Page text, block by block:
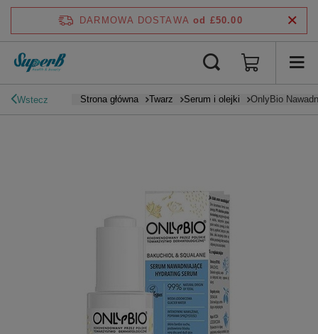
DARMOWA DOSTAWA od £50.00
Wstecz Strona główna Twarz Serum i olejki OnlyBio